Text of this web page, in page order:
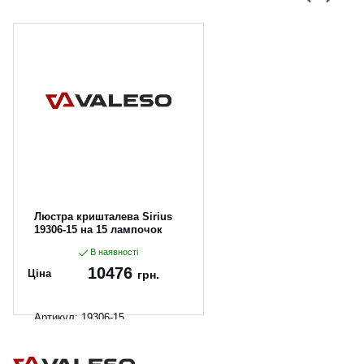
Люстра кришталева Sirius
19306-15 на 15 лампочок
В наявності
Ціна 10476 грн.
Артикул:19306-15